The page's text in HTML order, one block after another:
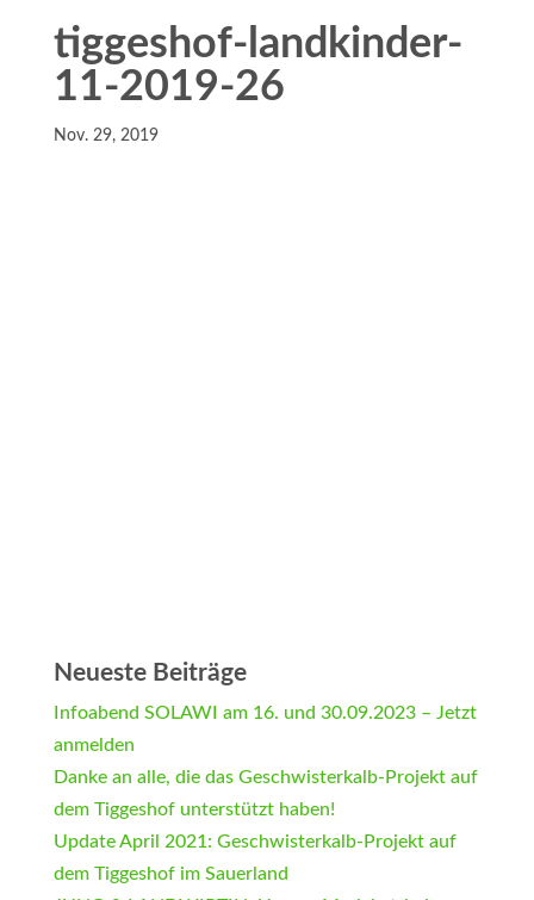
tiggeshof-landkinder-
11-2019-26
Nov. 29, 2019
Neueste Beiträge
Infoabend SOLAWI am 16. und 30.09.2023 – Jetzt
anmelden
Danke an alle, die das Geschwisterkalb-Projekt auf
dem Tiggeshof unterstützt haben!
Update April 2021: Geschwisterkalb-Projekt auf
dem Tiggeshof im Sauerland